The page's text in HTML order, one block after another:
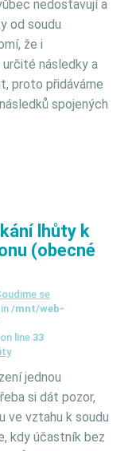
nedostavují a
od soudu
že i
následky a
proto přidáváme
spojených
lhůty k
(obecné
se
/mnt/web-
on line 33
jednou
si dát pozor,
ve vztahu k soudu
kdy účastník bez